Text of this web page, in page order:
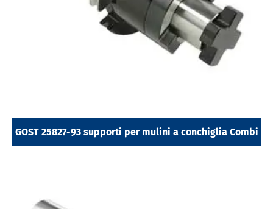
GOST 25827-93 supporti per mulini a conchiglia Combi